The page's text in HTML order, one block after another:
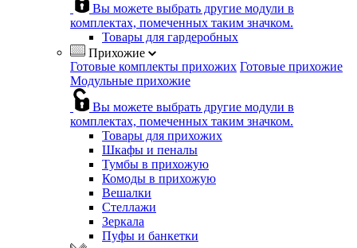
Вы можете выбрать другие модули в
комплектах, помеченных таким значком.
Товары для гардеробных
Прихожие
Готовые комплекты прихожих Готовые прихожие
Модульные прихожие
Вы можете выбрать другие модули в
комплектах, помеченных таким значком.
Товары для прихожих
Шкафы и пеналы
Тумбы в прихожую
Комоды в прихожую
Вешалки
Стеллажи
Зеркала
Пуфы и банкетки